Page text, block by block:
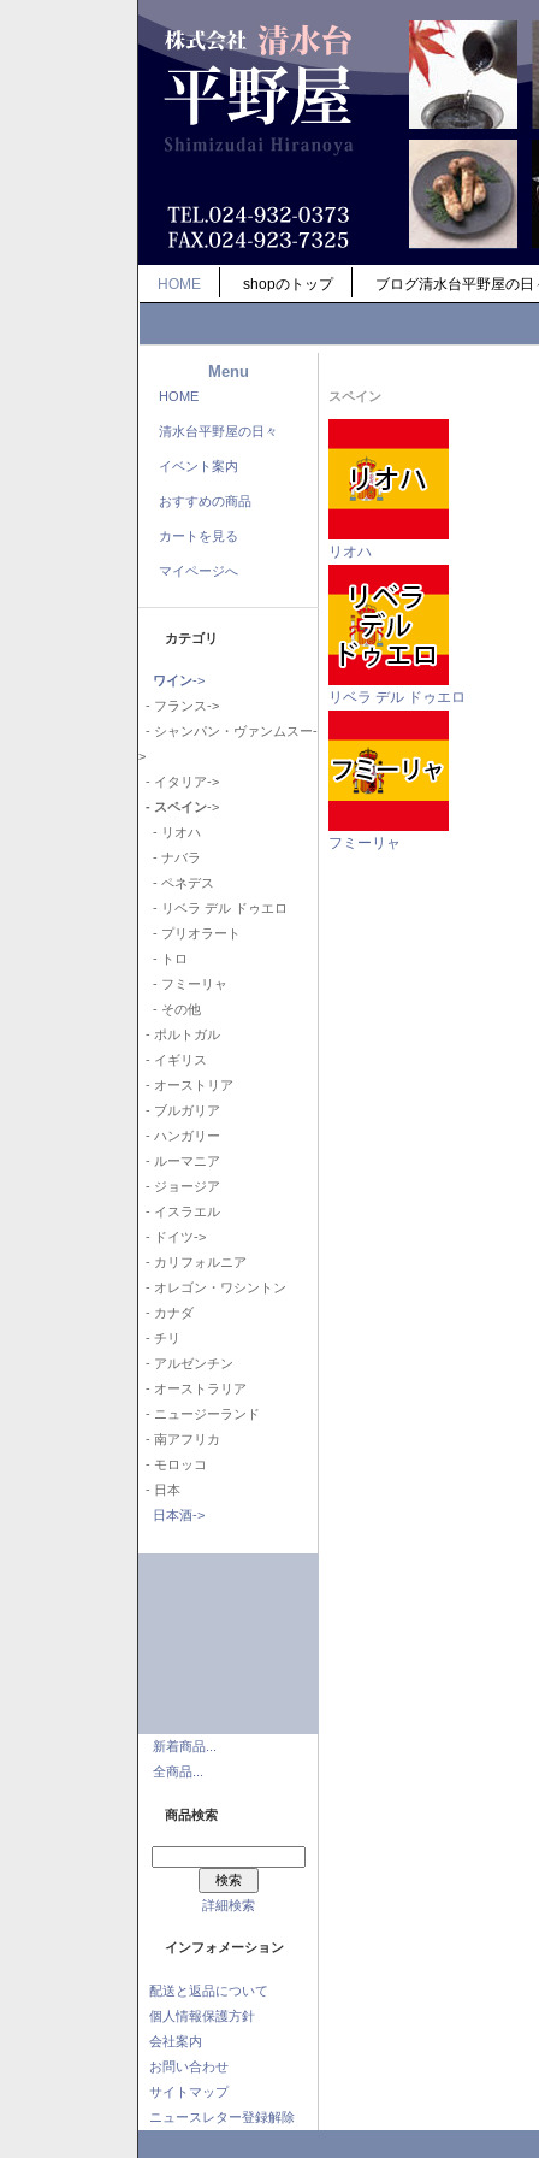
HOME shopのトップ ブログ清水台平野屋の日
Menu
HOME
清水台平野屋の日々
イベント案内
おすすめの商品
カートを見る
マイページへ
カテゴリ
ワイン->
- フランス->
- シャンパン・ヴァンムスー-
>
- イタリア->
- スペイン->
- リオハ
- ナバラ
- ペネデス
- リベラ デル ドゥエロ
- プリオラート
- トロ
- フミーリャ
- その他
- ポルトガル
- イギリス
- オーストリア
- ブルガリア
- ハンガリー
- ルーマニア
- ジョージア
- イスラエル
- ドイツ->
- カリフォルニア
- オレゴン・ワシントン
- カナダ
- チリ
- アルゼンチン
- オーストラリア
- ニュージーランド
- 南アフリカ
- モロッコ
- 日本
日本酒->
新着商品...
全商品...
商品検索
詳細検索
インフォメーション
配送と返品について
個人情報保護方針
会社案内
お問い合わせ
サイトマップ
ニュースレター登録解除
スペイン
リオハ
リベラ デル ドゥエロ
フミーリャ